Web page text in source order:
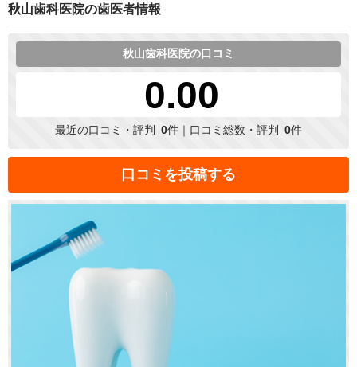
秋山歯科医院の歯医者情報
秋山歯科医院の口コミ
0.00
最近の口コミ・評判 0件｜口コミ総数・評判 0件
口コミを投稿する